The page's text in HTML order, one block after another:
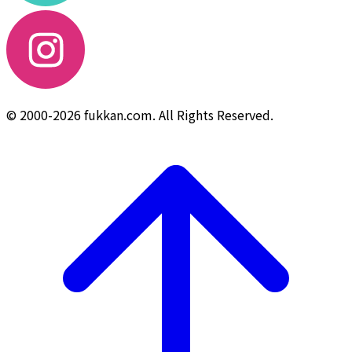
© 2000-2026 fukkan.com. All Rights Reserved.